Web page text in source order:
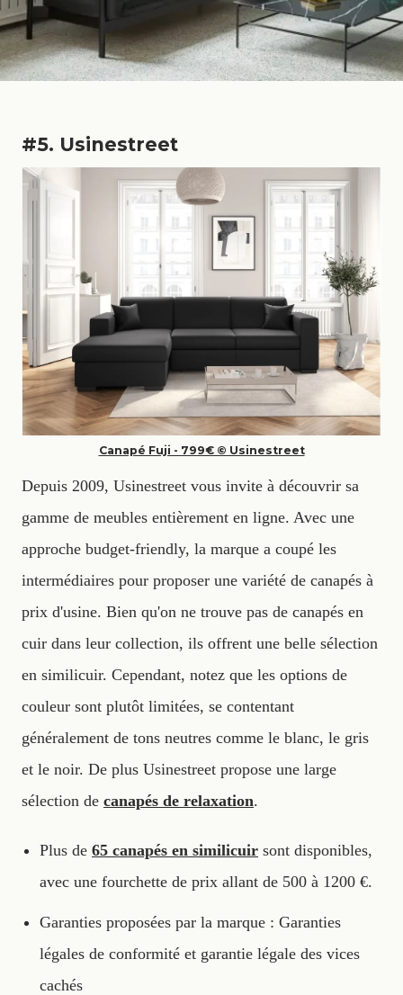
#5. Usinestreet
Canapé Fuji - 799€ © Usinestreet
Depuis 2009, Usinestreet vous invite à découvrir sa
gamme de meubles entièrement en ligne. Avec une
approche budget-friendly, la marque a coupé les
intermédiaires pour proposer une variété de canapés à
prix d'usine. Bien qu'on ne trouve pas de canapés en
cuir dans leur collection, ils offrent une belle sélection
en similicuir. Cependant, notez que les options de
couleur sont plutôt limitées, se contentant
généralement de tons neutres comme le blanc, le gris
et le noir. De plus Usinestreet propose une large
sélection de canapés de relaxation.
Plus de 65 canapés en similicuir sont disponibles,
avec une fourchette de prix allant de 500 à 1200 €.
Garanties proposées par la marque : Garanties
légales de conformité et garantie légale des vices
cachés